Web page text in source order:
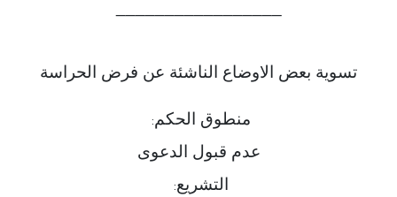
تسوية بعض الاوضاع الناشئة عن فرض الحراسة
منطوق الحكم:
عدم قبول الدعوى
التشريع: